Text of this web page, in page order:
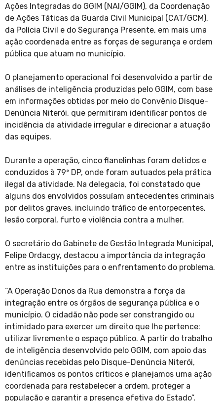
Ações Integradas do GGIM (NAI/GGIM), da Coordenação
de Ações Táticas da Guarda Civil Municipal (CAT/GCM),
da Polícia Civil e do Segurança Presente, em mais uma
ação coordenada entre as forças de segurança e ordem
pública que atuam no município.
O planejamento operacional foi desenvolvido a partir de
análises de inteligência produzidas pelo GGIM, com base
em informações obtidas por meio do Convênio Disque-
Denúncia Niterói, que permitiram identificar pontos de
incidência da atividade irregular e direcionar a atuação
das equipes.
Durante a operação, cinco flanelinhas foram detidos e
conduzidos à 79ª DP, onde foram autuados pela prática
ilegal da atividade. Na delegacia, foi constatado que
alguns dos envolvidos possuíam antecedentes criminais
por delitos graves, incluindo tráfico de entorpecentes,
lesão corporal, furto e violência contra a mulher.
O secretário do Gabinete de Gestão Integrada Municipal,
Felipe Ordacgy, destacou a importância da integração
entre as instituições para o enfrentamento do problema.
“A Operação Donos da Rua demonstra a força da
integração entre os órgãos de segurança pública e o
município. O cidadão não pode ser constrangido ou
intimidado para exercer um direito que lhe pertence:
utilizar livremente o espaço público. A partir do trabalho
de inteligência desenvolvido pelo GGIM, com apoio das
denúncias recebidas pelo Disque-Denúncia Niterói,
identificamos os pontos críticos e planejamos uma ação
coordenada para restabelecer a ordem, proteger a
população e garantir a presença efetiva do Estado”,